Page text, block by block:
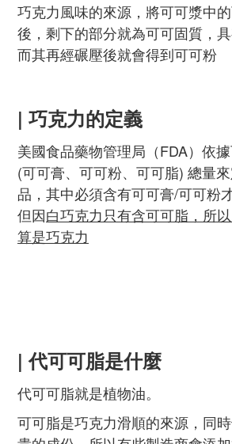
巧克力風味的來源，將可可漿中
後，剩下的部分就為可可固質，
而其再經碾壓後就會得到可可粉
| 巧克力的定義
美國食品藥物管理局（FDA）依
(可可膏、可可粉、可可脂) 總量
品，其中必須含有可可膏/可可粉
但因白巧克力只有含可可脂，所
算是巧克力
| 代可可脂是什麼
代可可脂就是植物油。
可可脂是巧克力滑順的來源，同